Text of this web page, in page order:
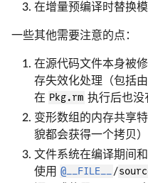
在增量预编译时替换
一些其他需要注意的点：
在源代码文件本身被
存失效化处理（包括由
在 Pkg.rm 执行后也没
变形数组的内存共享
貌都会获得一个拷贝）
文件系统在编译期间
使用 @__FILE__/